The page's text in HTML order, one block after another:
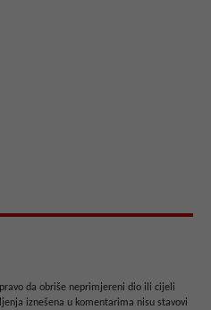
da obriše neprimjereni dio ili cijeli
iznešena u komentarima nisu stavovi